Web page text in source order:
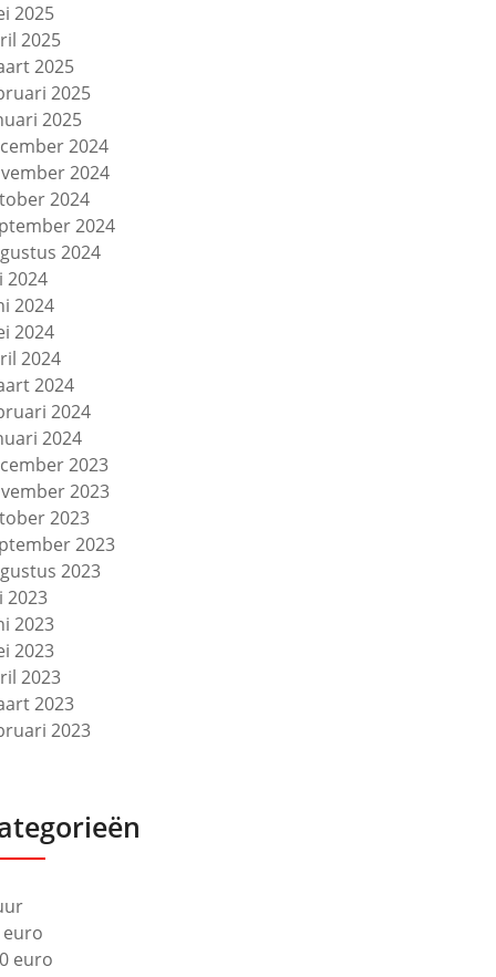
2025
2025
2025
2025
2025
2024
2024
2024
2024
2024
2024
2024
2024
2024
2024
2024
2024
2023
2023
2023
2023
2023
2023
2023
2023
2023
2023
2023
euro
euro